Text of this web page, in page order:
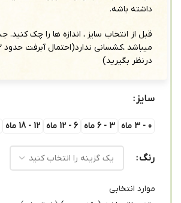
داشته باشه.
قبل از انتخاب سایز ، اندازه ها را چک
درنظر بگیرید)
سایز
0 - 3 ماه 3 - 6 ماه 6 - 12 ماه 12 - 18 ماه
رنگ
موارد انتخابی